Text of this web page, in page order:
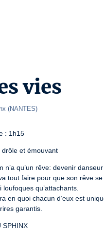
vies
(NANTES)
: 1h15
et émouvant
n’a qu’un rêve: devenir danseur
tout faire pour que son rêve
qu’attachants.
en quoi chacun d’eux est
garantis.
SPHINX